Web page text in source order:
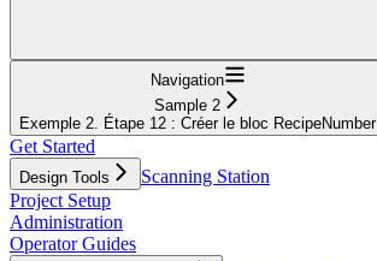
Navigation
Sample 2
Exemple 2. Étape 12 : Créer le bloc RecipeNumber
Get Started
Design Tools
Scanning Station
Project Setup
Administration
Operator Guides